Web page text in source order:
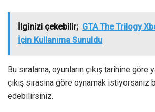
İlginizi çekebilir; GTA The Trilogy
İçin Kullanıma Sunuldu
Bu sıralama, oyunların çıkış tarihine göre
çıkış sırasına göre oynamak istiyorsanız
edebilirsiniz.